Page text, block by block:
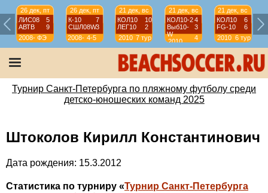
26 дек, пт
ЛИС08
5
АВТВ
9
2008-
2009
ФЭ
26 дек, пт
К-10
7
СШЛ08W3
2008-
2009
4-5
21 дек, вс
КОЛ10
10
ЛЕГ10
2
2010 7 тур
21 дек, вс
КОЛ10-24
Выб10-
W
3
2010
4
тур
21 дек, вс
КОЛ10
6
FG-10
6
2010 6 тур
Турнир Санкт-Петербурга по пляжному футболу среди
детско-юношеских команд 2025
Штоколов Кирилл Константинович
Дата рождения: 15.3.2012
Статистика по турниру «Турнир Санкт-Петербурга